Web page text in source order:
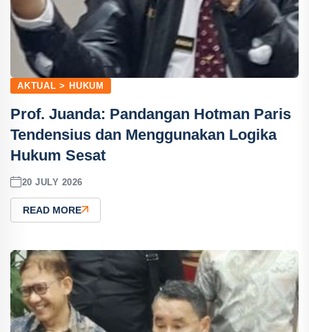
AKTUAL > HUKUM
Prof. Juanda: Pandangan Hotman Paris
Tendensius dan Menggunakan Logika
Hukum Sesat
20 JULY 2026
READ MORE